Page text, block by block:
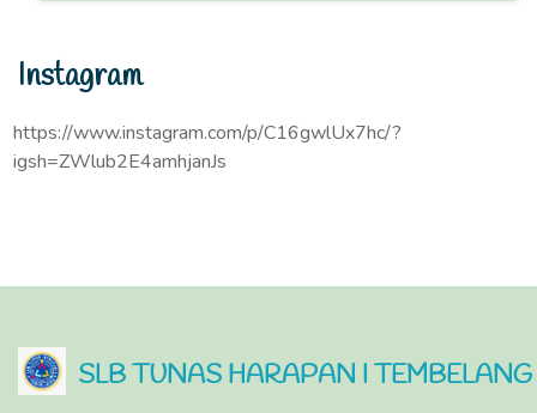
Instagram
https://www.instagram.com/p/C16gwlUx7hc/?
igsh=ZWlub2E4amhjanJs
SLB TUNAS HARAPAN I TEMBELANG